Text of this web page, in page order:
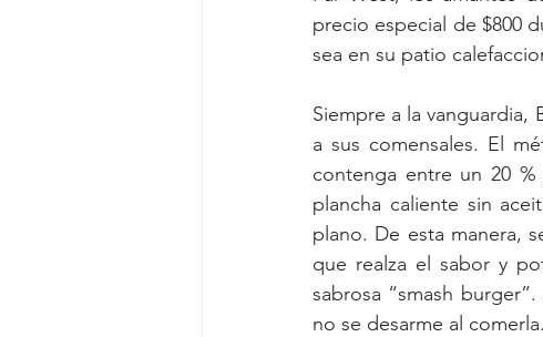
precio especial de $800
sea en su patio
Siempre a la
a sus comensales. El
contenga entre un 20
plancha caliente sin
plano. De esta manera,
que realza el sabor y
sabrosa “smash
no se desarme al comerla.